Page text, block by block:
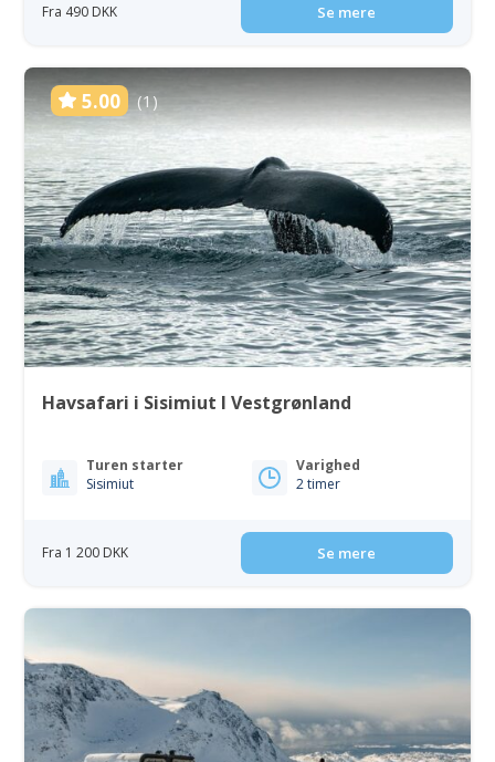
Fra 490 DKK Se mere
5.00 (1)
Havsafari i Sisimiut I Vestgrønland
Turen starter
Sisimiut
Varighed
2 timer
Fra 1 200 DKK Se mere